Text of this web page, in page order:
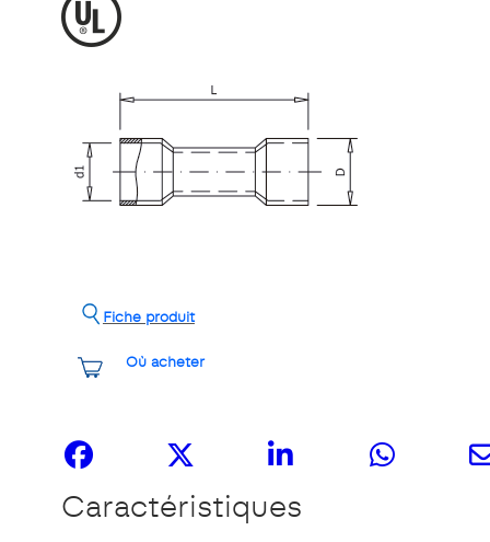
Où acheter
Fiche produit
Caractéristiques